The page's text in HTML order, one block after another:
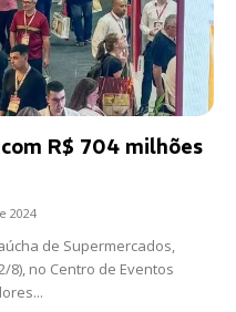
R$ 704 milhões
2024
de Supermercados,
no Centro de Eventos